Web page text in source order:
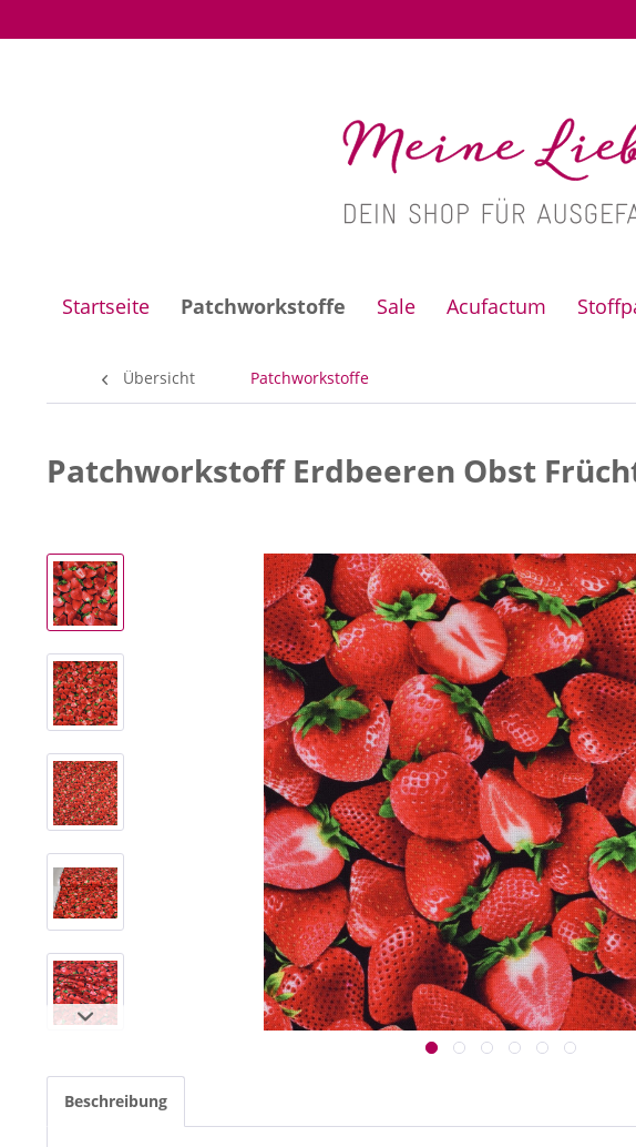
Startseite Patchworkstoffe Sale Acufactum
Übersicht Patchworkstoffe
Patchworkstoff Erdbeeren Obst
Beschreibung